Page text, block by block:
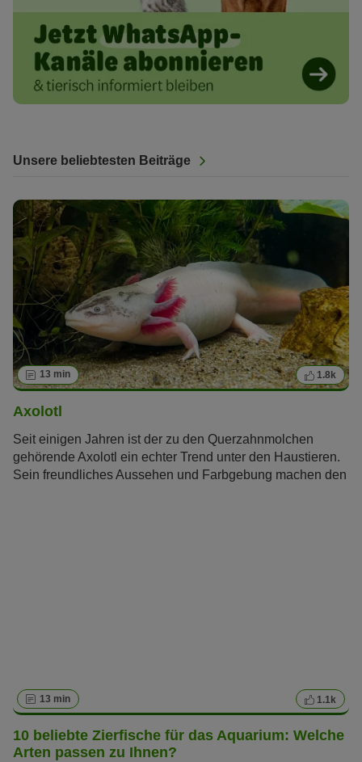
Unsere beliebtesten Beiträge
13 min 1.8k
Axolotl
Seit einigen Jahren ist der zu den Querzahnmolchen
gehörende Axolotl ein echter Trend unter den Haustieren.
Sein freundliches Aussehen und Farbgebung machen den
13 min 1.1k
10 beliebte Zierfische für das Aquarium: Welche
Arten passen zu Ihnen?